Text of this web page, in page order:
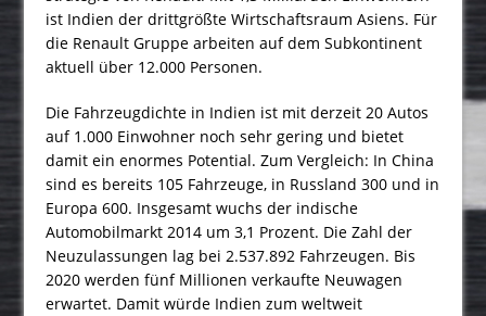
ist Indien der drittgrößte Wirtschaftsraum Asiens. Für
die Renault Gruppe arbeiten auf dem Subkontinent
aktuell über 12.000 Personen.
Die Fahrzeugdichte in Indien ist mit derzeit 20 Autos
auf 1.000 Einwohner noch sehr gering und bietet
damit ein enormes Potential. Zum Vergleich: In China
sind es bereits 105 Fahrzeuge, in Russland 300 und in
Europa 600. Insgesamt wuchs der indische
Automobil­markt 2014 um 3,1 Prozent. Die Zahl der
Neuzulas­sungen lag bei 2.537.892 Fahrzeugen. Bis
2020 werden fünf Millionen verkaufte Neuwagen
erwartet. Damit würde Indien zum weltweit